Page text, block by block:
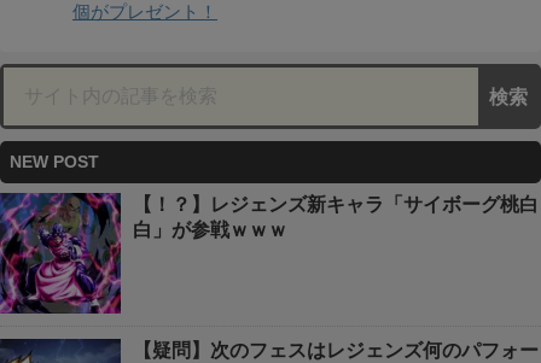
個がプレゼント！
NEW POST
【！？】レジェンズ新キャラ「サイボーグ桃白
白」が参戦ｗｗｗ
【疑問】次のフェスはレジェンズ何のパフォー